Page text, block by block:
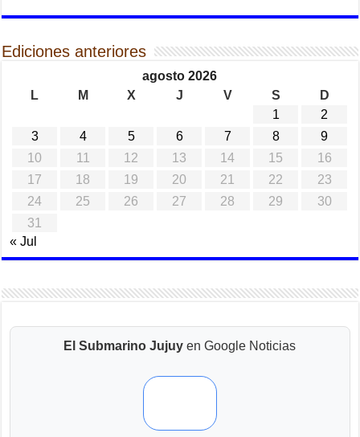
Ediciones anteriores
agosto 2026
L
M X J V S
D
1
2
3
4 5 6 7 8
9
10
11 12 13 14 15
16
17
18 19 20 21 22
23
24
25 26 27 28 29
30
31
« Jul
El Submarino Jujuy en Google Noticias